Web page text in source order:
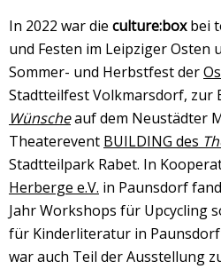
In 2022 war die culture:boxbei
und Festen im Leipziger Osten
Sommer- und Herbstfest der
Stadtteilfest Volkmarsdorf, zur
Wünscheauf dem Neustädter
Theaterevent BUILDING des
Stadtteilpark Rabet. In
Herberge e.V. in Paunsdorf
Jahr Workshops für Upcycling
für Kinderliteratur in
war auch Teil der Ausstellung